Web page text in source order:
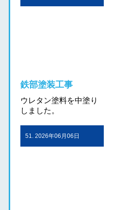
鉄部塗装工事
ウレタン塗料を中塗り
しました。
51. 2026年06月06日